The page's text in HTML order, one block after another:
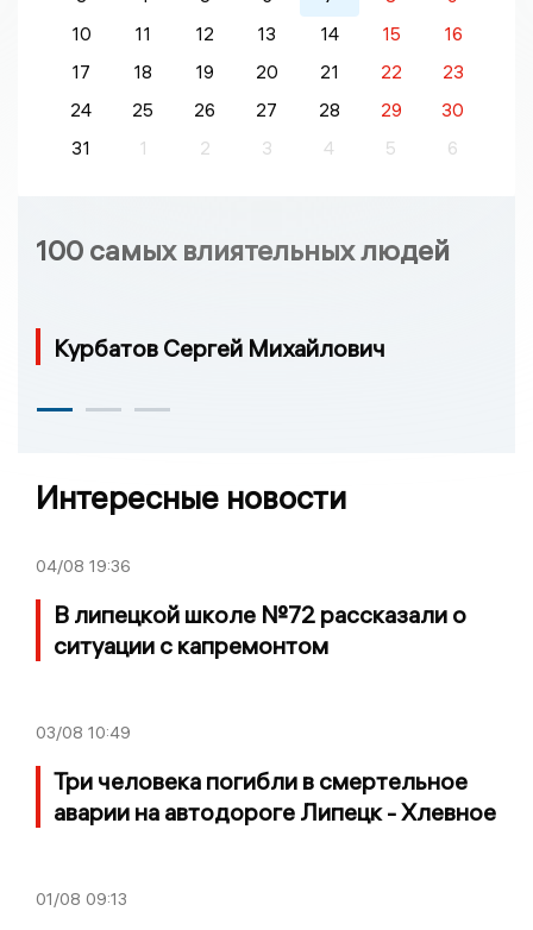
10
11 12 13 14 15
16
17
18 19 20 21 22
23
24
25 26 27 28 29
30
31
1 2 3 4 5 6
100 самых влиятельных людей
Курбатов Сергей Михайлович
Интересные новости
04/08 19:36
В липецкой школе №72 рассказали о
ситуации с капремонтом
03/08 10:49
Три человека погибли в смертельное
аварии на автодороге Липецк - Хлевное
01/08 09:13